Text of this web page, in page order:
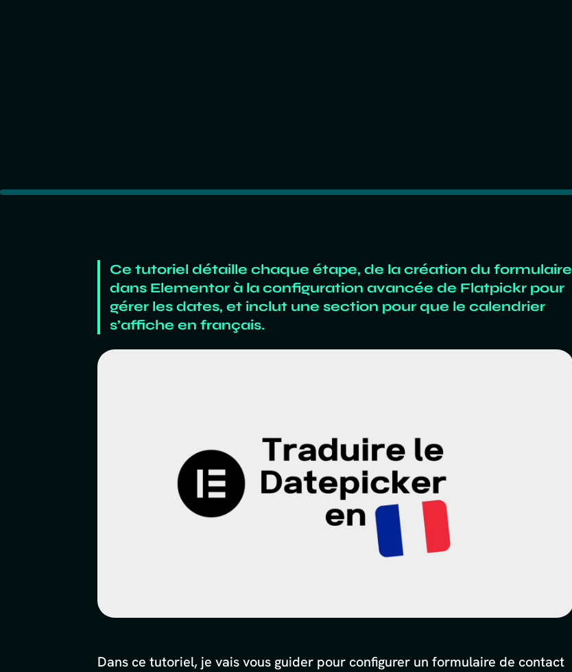
Ce tutoriel détaille chaque étape, de la création du formulaire
dans Elementor à la configuration avancée de Flatpickr pour
gérer les dates, et inclut une section pour que le calendrier
s’affiche en français.
Dans ce tutoriel, je vais vous guider pour configurer un formulaire de contact